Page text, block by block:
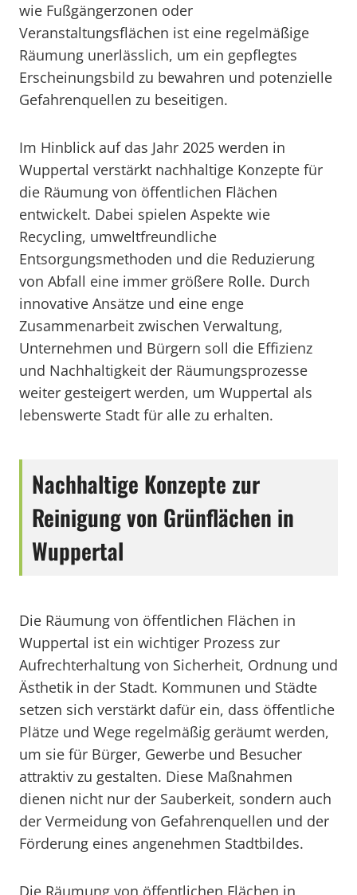
wie Fußgängerzonen oder
Veranstaltungsflächen ist eine regelmäßige
Räumung unerlässlich, um ein gepflegtes
Erscheinungsbild zu bewahren und potenzielle
Gefahrenquellen zu beseitigen.
Im Hinblick auf das Jahr 2025 werden in
Wuppertal verstärkt nachhaltige Konzepte für
die Räumung von öffentlichen Flächen
entwickelt. Dabei spielen Aspekte wie
Recycling, umweltfreundliche
Entsorgungsmethoden und die Reduzierung
von Abfall eine immer größere Rolle. Durch
innovative Ansätze und eine enge
Zusammenarbeit zwischen Verwaltung,
Unternehmen und Bürgern soll die Effizienz
und Nachhaltigkeit der Räumungsprozesse
weiter gesteigert werden, um Wuppertal als
lebenswerte Stadt für alle zu erhalten.
Nachhaltige Konzepte zur
Reinigung von Grünflächen in
Wuppertal
Die Räumung von öffentlichen Flächen in
Wuppertal ist ein wichtiger Prozess zur
Aufrechterhaltung von Sicherheit, Ordnung und
Ästhetik in der Stadt. Kommunen und Städte
setzen sich verstärkt dafür ein, dass öffentliche
Plätze und Wege regelmäßig geräumt werden,
um sie für Bürger, Gewerbe und Besucher
attraktiv zu gestalten. Diese Maßnahmen
dienen nicht nur der Sauberkeit, sondern auch
der Vermeidung von Gefahrenquellen und der
Förderung eines angenehmen Stadtbildes.
Die Räumung von öffentlichen Flächen in